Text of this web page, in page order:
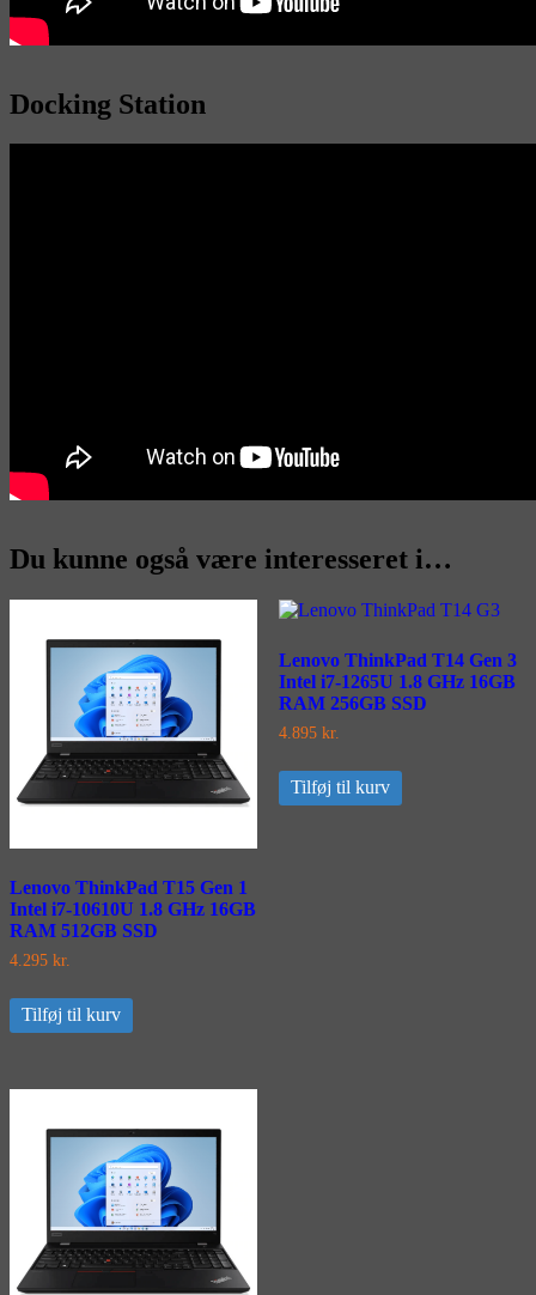
Docking Station
Du kunne også være interesseret i…
Lenovo ThinkPad T15 Gen 1
Intel i7-10610U 1.8 GHz 16GB
RAM 512GB SSD
4.295 kr.
Tilføj til kurv
Lenovo ThinkPad T14 Gen 3
Intel i7-1265U 1.8 GHz 16GB
RAM 256GB SSD
4.895 kr.
Tilføj til kurv